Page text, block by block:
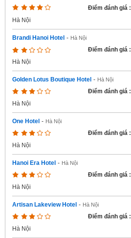
Điểm đánh giá :
Hà Nội
Brandi Hanoi Hotel - Hà Nội
Điểm đánh giá :
Hà Nội
Golden Lotus Boutique Hotel - Hà Nội
Điểm đánh giá :
Hà Nội
One Hotel - Hà Nội
Điểm đánh giá :
Hà Nội
Hanoi Era Hotel - Hà Nội
Điểm đánh giá :
Hà Nội
Artisan Lakeview Hotel - Hà Nội
Điểm đánh giá :
Hà Nội